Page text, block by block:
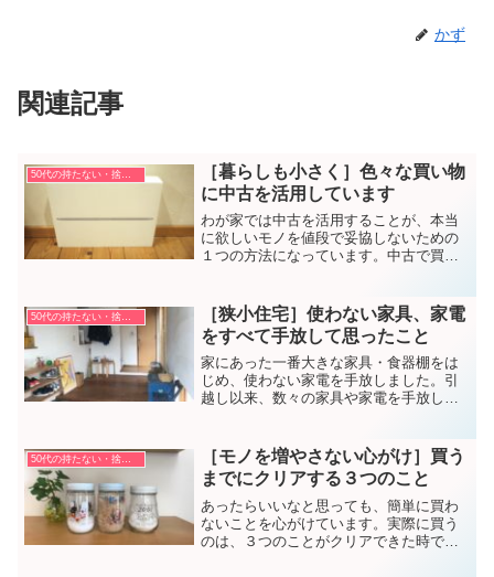
かず
関連記事
［暮らしも小さく］色々な買い物
に中古を活用しています
わが家では中古を活用することが、本当
に欲しいモノを値段で妥協しないための
１つの方法になっています。中古で買っ
50代の持たない・捨てない暮らし方
［狭小住宅］使わない家具、家電
をすべて手放して思ったこと
家にあった一番大きな家具・食器棚をは
じめ、使わない家電を手放しました。引
越し以来、数々の家具や家電を手放して
50代の持たない・捨てない暮らし方
［モノを増やさない心がけ］買う
までにクリアする３つのこと
あったらいいなと思っても、簡単に買わ
ないことを心がけています。実際に買う
のは、３つのことがクリアできた時で